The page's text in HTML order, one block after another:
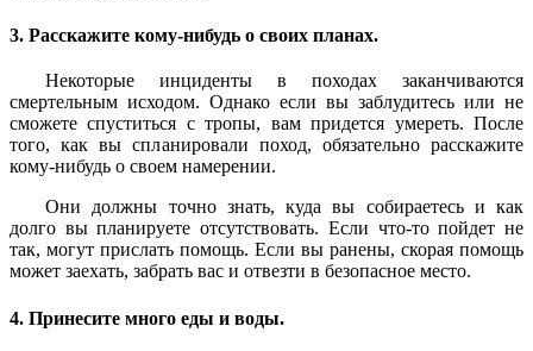
3. Расскажите кому-нибудь о своих планах.
Некоторые инциденты в походах заканчиваются
смертельным исходом. Однако если вы заблудитесь или не
сможете спуститься с тропы, вам придется умереть. После
того, как вы спланировали поход, обязательно расскажите
кому-нибудь о своем намерении.
Они должны точно знать, куда вы собираетесь и как
долго вы планируете отсутствовать. Если что-то пойдет не
так, могут прислать помощь. Если вы ранены, скорая помощь
может заехать, забрать вас и отвезти в безопасное место.
4. Принесите много еды и воды.